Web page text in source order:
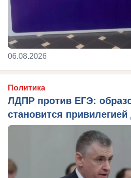
06.08.2026
Политика
ЛДПР против ЕГЭ:
становится